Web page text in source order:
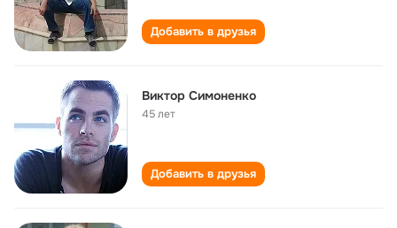
Добавить в друзья
Виктор Симоненко
45 лет
Добавить в друзья